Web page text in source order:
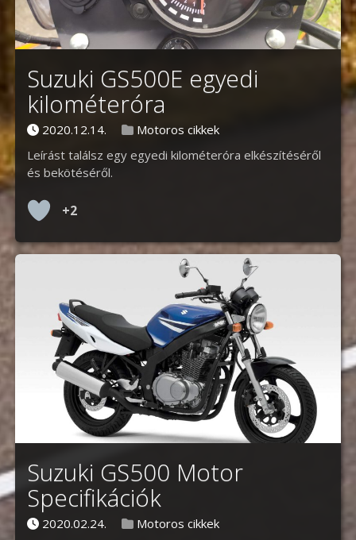
Suzuki GS500E egyedi
kilométeróra
Posted on
2020.12.14. Posted in
Motoros cikkek
Leírást találsz egy egyedi kilométeróra elkészítéséről
és bekötéséről.
+2
Suzuki GS500 Motor
Specifikációk
Posted on
2020.02.24. Posted in
Motoros cikkek